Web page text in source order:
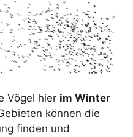
Vögel hier im Winter
können die
finden und